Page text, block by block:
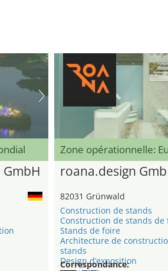
GmbH
Zone opérationnelle:
roana.design
82031 Grünwald
Construction de stands
Construction de stands de
Stands de foire
Architecture de
stands
Design d’exposition
Correspondance: